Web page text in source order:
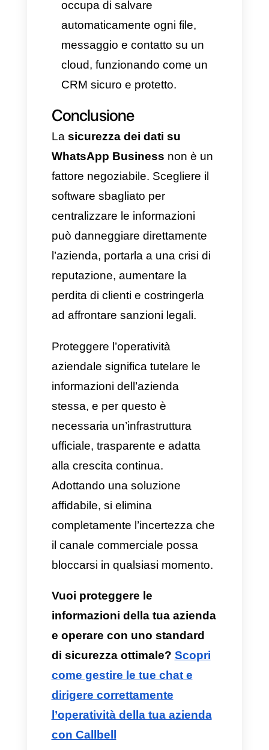
dati su WhatsApp
Business?
Sul mercato attuale esistono
molte soluzioni informali.
Tuttavia, Callbell si afferma
come lapiattaforma multi-
agente leader
affidabile per le aziende che
non vogliono mettere a rischio
la propria reputazione né la
privacy degli utenti. Ecco
alcune ragioni che lo
dimostrano:
Connessione ufficiale e
sicura:Essendo un provider
che opera direttamente con la
API Ufficiale di WhatsApp
Callbell offre totale tranquillità
operativa mantenendo regole
crittografia riconosciuta da
Meta. Così, il rischio di ban o
sospensione della linea non
rappresenta più una minaccia
per il business.
Controllo e gestione:
pannello di Callbell è possibile
definire i ruoli e i rispettivi
permessi di accesso al
database. Inoltre, la